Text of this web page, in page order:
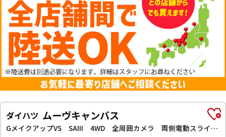
ダイハツ ムーヴキャンバス
GメイクアップVS SAIII 4WD 全周囲カメラ 両側電動スライドドア ナビ TV クリアランスソナー 衝突被害軽減システム オートマチックハイビーム オートライト LEDヘッドランプ スマートキー アイドリングストップ